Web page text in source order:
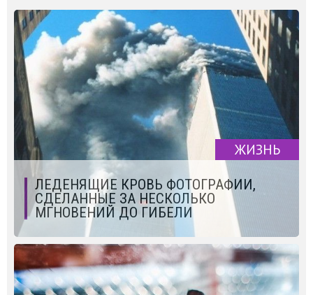
ЖИЗНЬ
ЛЕДЕНЯЩИЕ КРОВЬ ФОТОГРАФИИ,
СДЕЛАННЫЕ ЗА НЕСКОЛЬКО
МГНОВЕНИЙ ДО ГИБЕЛИ